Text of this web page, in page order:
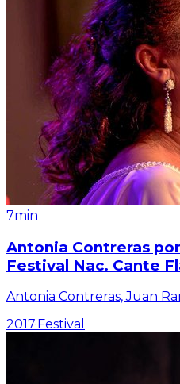
7min
Antonia Contreras
Festival Nac. Cante
Antonia Contreras, Juan
2017· Festival